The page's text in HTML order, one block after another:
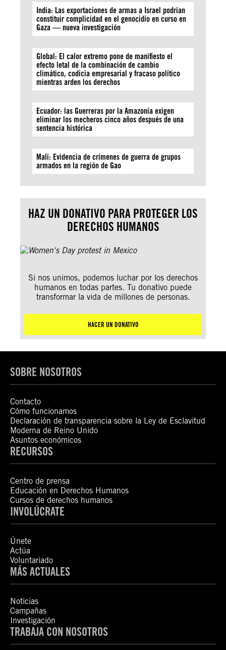
India: Las exportaciones de armas a Israel podrían
constituir complicidad en el genocidio en curso en
Gaza — nueva investigación
Global: El calor extremo pone de manifiesto el
efecto letal de la combinación de cambio
climático, codicia empresarial y fracaso político
mientras arden los derechos
Ecuador: las Guerreras por la Amazonía exigen
eliminar los mecheros cinco años después de una
sentencia histórica
Malí: Evidencia de crímenes de guerra de grupos
armados en la región de Gao
HAZ UN DONATIVO PARA PROTEGER LOS
DERECHOS HUMANOS
Si nos unimos, podemos luchar por los derechos
humanos en todas partes. Tu donativo puede
transformar la vida de millones de personas.
HACER UN DONATIVO
SOBRE NOSOTROS
Contacto
Cómo funcionamos
Declaración de transparencia sobre la Ley de Esclavitud
Moderna de Reino Unido
Asuntos económicos
RECURSOS
Centro de prensa
Educación en Derechos Humanos
Cursos de derechos humanos
INVOLÚCRATE
Únete
Actúa
Voluntariado
MÁS ACTUALES
Noticias
Campañas
Investigación
TRABAJA CON NOSOTROS